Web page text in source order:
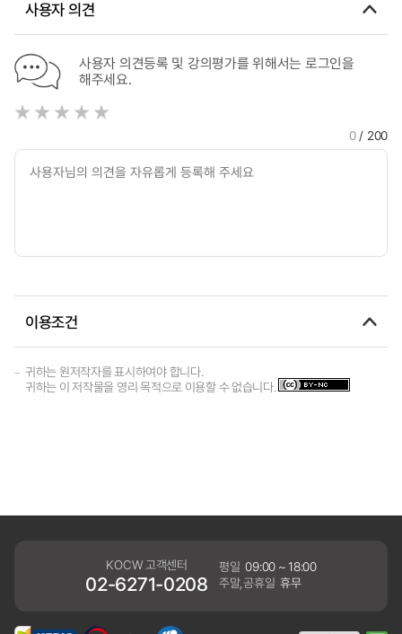
사용자 의견
사용자 의견등록 및 강의평가를 위해서는 로그인을
해주세요.
0/ 200
이용조건
귀하는 원저작자를 표시하여야 합니다.
귀하는 이 저작물을 영리 목적으로 이용할 수 없습니다.
KOCW 고객센터
02-6271-0208
평일 09:00 ~ 18:00
주말,공휴일 휴무